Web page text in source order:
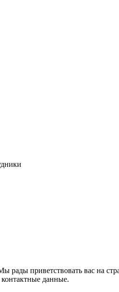
рады приветствовать вас на
данные.